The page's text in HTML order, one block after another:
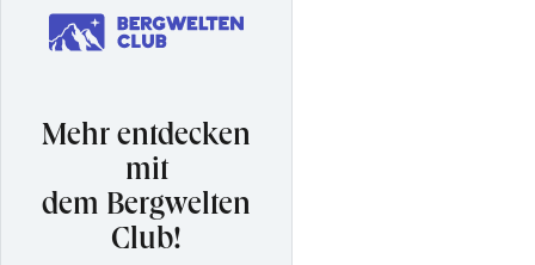
Mehr entdecken
mit
dem Bergwelten
Club!